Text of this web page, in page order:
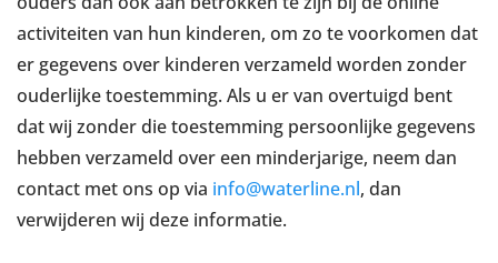
activiteiten van hun kinderen, om zo te voorkomen dat
er gegevens over kinderen verzameld worden zonder
ouderlijke toestemming. Als u er van overtuigd bent
dat wij zonder die toestemming persoonlijke gegevens
hebben verzameld over een minderjarige, neem dan
contact met ons op via info@waterline.nl, dan
verwijderen wij deze informatie.